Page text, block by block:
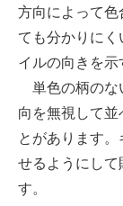
方向によって
ても分かりに
イルの向きを示
単色の柄のな
向を無視して
とがあります
せるようにし
す。